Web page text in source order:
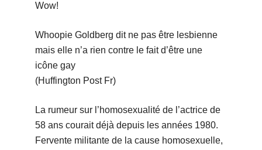
Wow!
Whoopie Goldberg dit ne pas être lesbienne
mais elle n’a rien contre le fait d’être une
icône gay
(Huffington Post Fr)
La rumeur sur l’homosexualité de l’actrice de
58 ans courait déjà depuis les années 1980.
Fervente militante de la cause homosexuelle,